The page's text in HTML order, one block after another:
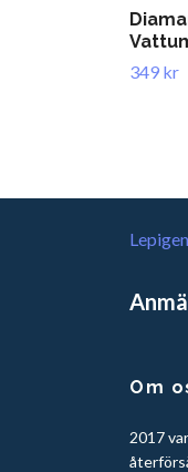
349 kr
Om
2017